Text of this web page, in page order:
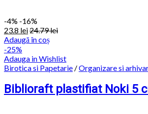
-4% -16%
23.8 lei24.79lei
Adaugă în coș
-25%
Adauga in Wishlist
Birotica si Papetarie /Organizare si
Biblioraft plastifiat Noki 5